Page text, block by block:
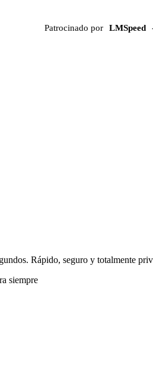
Patrocinado por LMSpeed
Rápido, seguro y totalmente
siempre